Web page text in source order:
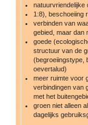
natuurvriendelijke
1:8), beschoeiing
verbinden van
gebied, maar dan
goede
structuur van de
(begroeiingstype,
oevertalud)
meer ruimte voor
verbindingen van
met het
groen niet alleen
dagelijks